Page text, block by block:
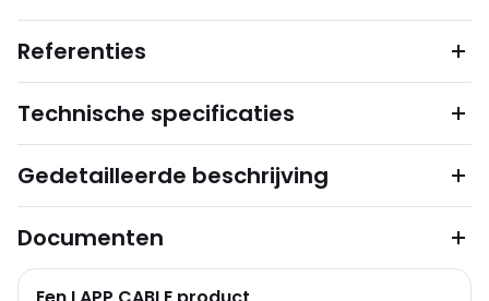
Referenties
Technische specificaties
Gedetailleerde beschrijving
Documenten